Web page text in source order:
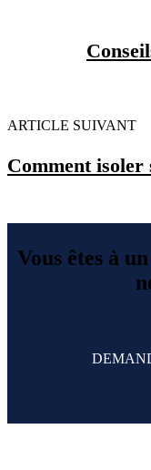
ARTICLE SUIVANT
Comment isoler
Vous êtes à